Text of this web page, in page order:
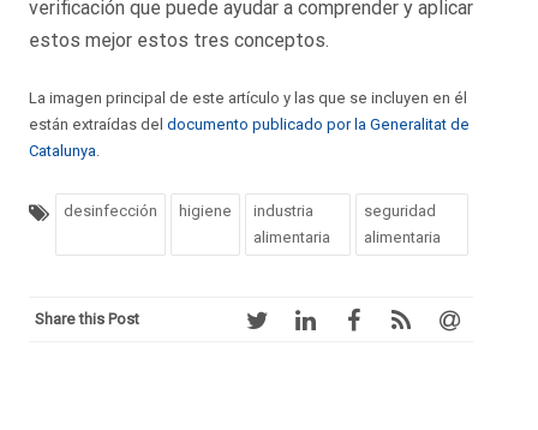
verificación que puede ayudar a comprender y aplicar
estos mejor estos tres conceptos.
La imagen principal de este artículo y las que se incluyen en él
están extraídas del documento publicado por la Generalitat de
Catalunya.
desinfección higiene
industria
alimentaria
seguridad
alimentaria
Share this Post